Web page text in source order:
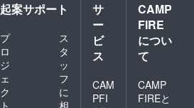
起案サポート
プ
ロ
ジ
ェ
ク
ス
タ
ッ
フ
に
サ
ー
ビ
ス
CAM
PFI
CAMP
FIRE
につい
て
CAMP
FIREと